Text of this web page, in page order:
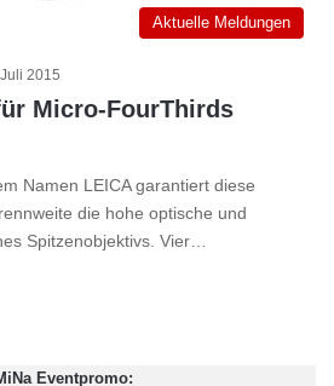
Aktuelle Meldungen
2015
Micro-FourThirds
Namen LEICA garantiert diese
die hohe optische und
Spitzenobjektivs. Vier…
Eventpromo: